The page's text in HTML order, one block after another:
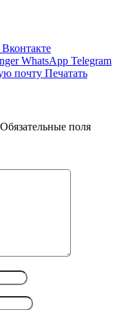
Вконтакте
WhatsApp Telegram
почту Печатать
Обязательные поля